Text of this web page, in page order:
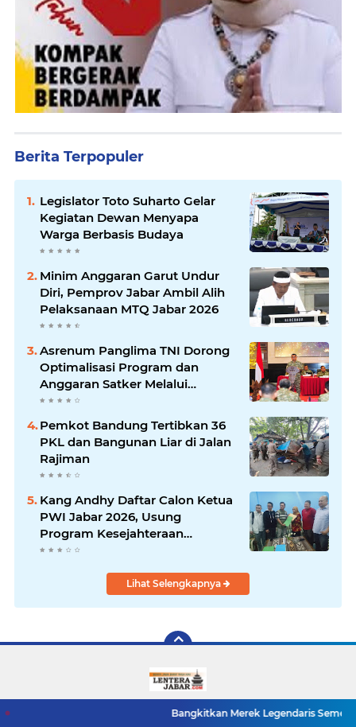
Berita Terpopuler
Legislator Toto Suharto Gelar
Kegiatan Dewan Menyapa
Warga Berbasis Budaya
Minim Anggaran Garut Undur
Diri, Pemprov Jabar Ambil Alih
Pelaksanaan MTQ Jabar 2026
Asrenum Panglima TNI Dorong
Optimalisasi Program dan
Anggaran Satker Melalui
Evaluasi Kinerja
Pemkot Bandung Tertibkan 36
PKL dan Bangunan Liar di Jalan
Rajiman
Kang Andhy Daftar Calon Ketua
PWI Jabar 2026, Usung
Program Kesejahteraan
Wartawan hingga Peluang Kerja
Lihat Selengkapnya
Bangkitkan Merek Legendaris Semen Kujang, SIG